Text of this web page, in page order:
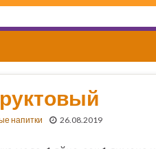
напитки 26.08.2019